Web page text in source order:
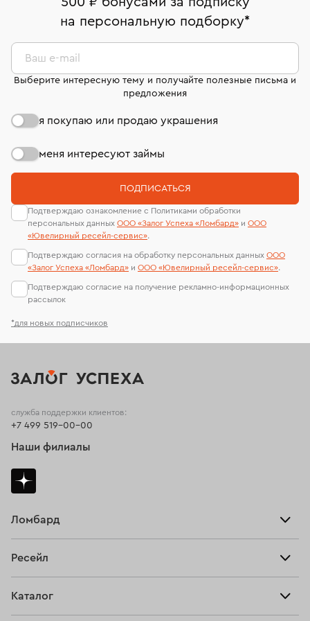
право передумать, если изделие вам не подошло. 7
дней на возврат. Детальные условия возврата
комиссионных украшений и часов смотрите на
странице«Возврат украшений»
На особо ценные изделия получены
сертификаты МГУ и других геммологических
лабораторий
на персональную подборку*
*для новых подписчиков
Ваш e-mail
Выберите интересную тему и получайте полезные письма и
предложения
я покупаю или продаю украшения
меня интересуют займы
ПОДПИСАТЬСЯ
Подтверждаю ознакомление с Политиками обработки
персональных данных ООО «Залог Успеха «Ломбард» и ООО
«Ювелирный ресейл-сервиc».
Подтверждаю согласия на обработку персональных данных ООО
«Залог Успеха «Ломбард» и ООО «Ювелирный ресейл-сервиc».
Подтверждаю согласие на получение рекламно-информационных
рассылок
Ломбард
Тарифы
Ресейл
Каталог
служба поддержки клиентов:
+7 499 519-00-00
Наши филиалы